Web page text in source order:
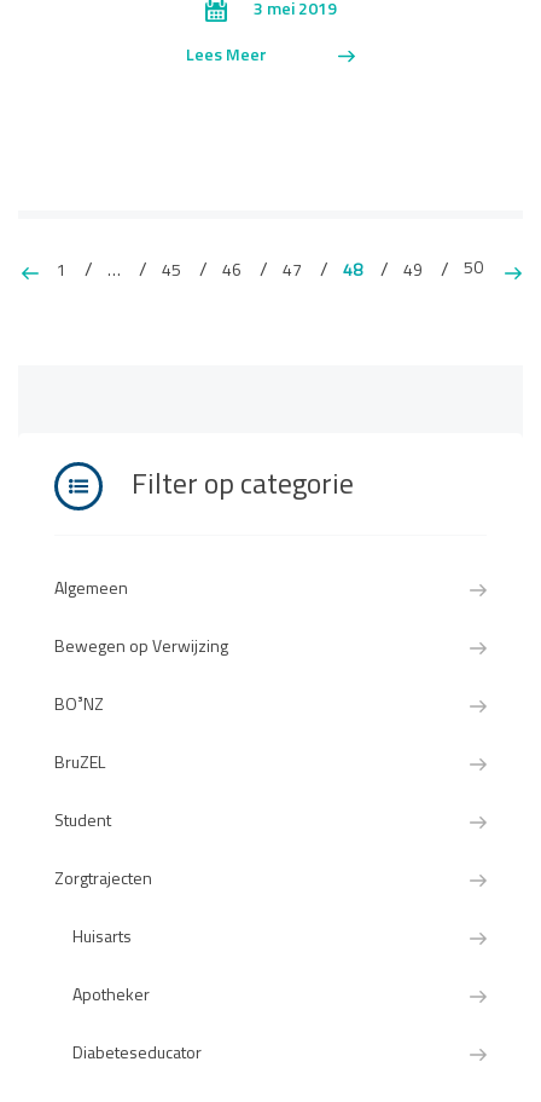
3 mei 2019
Lees Meer
1 … 45 46 47 48 49 50
Filter op categorie
Algemeen
Bewegen op Verwijzing
BO³NZ
BruZEL
Student
Zorgtrajecten
Huisarts
Apotheker
Diabeteseducator